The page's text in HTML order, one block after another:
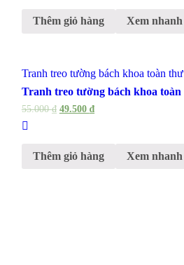
Thêm giỏ hàng Xem nhanh
Tranh treo tường bách khoa toàn
Tranh treo tường bách khoa toàn
55.000₫ 49.500 ₫
Thêm giỏ hàng Xem nhanh